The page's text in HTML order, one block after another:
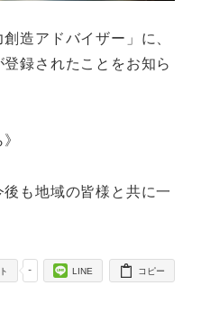
造アドバイザー」に、
録されたことをお知ら
も地域の皆様と共に一
- LINE コピー